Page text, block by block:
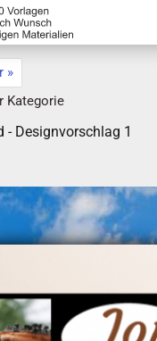
»
Kategorie
- Designvorschlag 1